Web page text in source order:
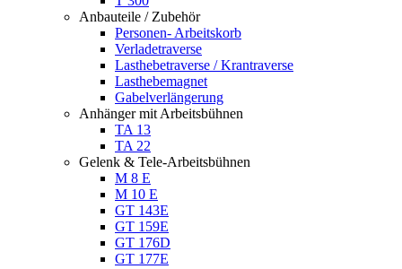
Anbauteile / Zubehör
Personen- Arbeitskorb
Verladetraverse
Lasthebetraverse / Krantraverse
Lasthebemagnet
Gabelverlängerung
Anhänger mit Arbeitsbühnen
TA 13
TA 22
Gelenk & Tele-Arbeitsbühnen
M 8 E
M 10 E
GT 143E
GT 159E
GT 176D
GT 177E